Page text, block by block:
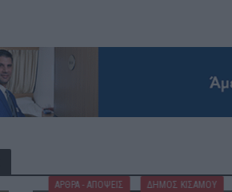
ΑΡΘΡΑ - ΑΠΟΨΕΙΣ
ΔΉΜΟΣ ΚΙΣΆΜΟΥ